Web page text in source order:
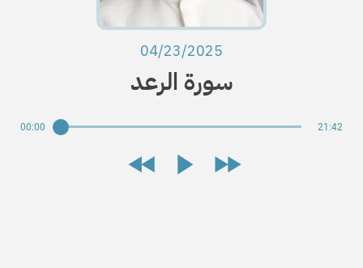
04/23/2025
سورة الرعد
00:00 21:42